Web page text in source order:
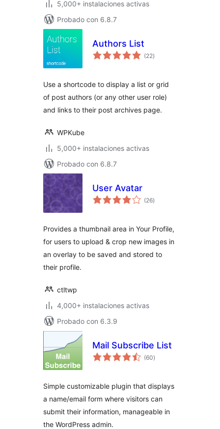
5,000+ instalaciones activas
Probado con 6.8.7
Authors List
(22evaluación
total
)
Use a shortcode to display a list or grid
of post authors (or any other user role)
and links to their post archives page.
WPKube
5,000+ instalaciones activas
Probado con 6.8.7
User Avatar
(26evaluación
total
)
Provides a thumbnail area in Your Profile,
for users to upload & crop new images in
an overlay to be saved and stored to
their profile.
ctltwp
4,000+ instalaciones activas
Probado con 6.3.9
Mail Subscribe List
(60evaluación
total
)
Simple customizable plugin that displays
a name/email form where visitors can
submit their information, manageable in
the WordPress admin.